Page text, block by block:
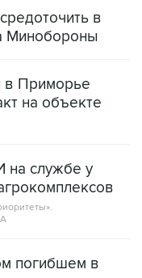
Приморье
на службе у
погибшем в